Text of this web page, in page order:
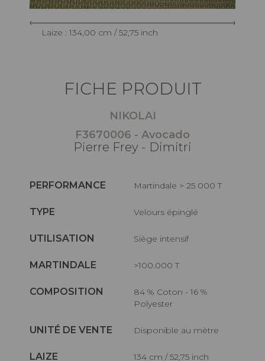
Laize : 134,00 cm / 52,75 inch
FICHE PRODUIT
NIKOLAI
F3670006 - Avocado
Pierre Frey - Dimitri
PERFORMANCE Martindale > 25 000 T
TYPE Velours épinglé
UTILISATION Siège intensif
MARTINDALE >100.000 T
COMPOSITION
84 % Coton - 16 %
Polyester
UNITÉ DE VENTE Disponible au mètre
LAIZE 134 cm / 52,75 inch